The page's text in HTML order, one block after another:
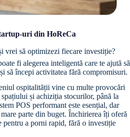
uri din HoReCa
vrei să optimizezi fiecare investiție?
fi alegerea inteligentă care te ajută să
să începi activitatea fără compromisuri.
ospitalității vine cu multe provocări
și achiziția stocurilor, până la
POS performant este esențial, dar
parte din buget. Închirierea îți oferă
pentru a porni rapid, fără o investiție